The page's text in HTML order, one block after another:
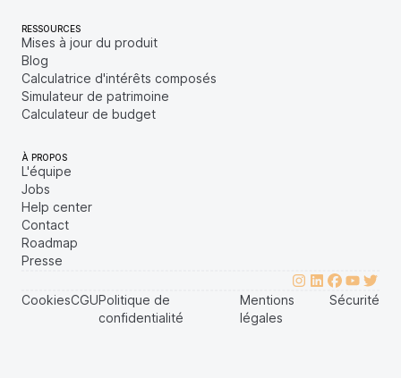
RESSOURCES
Mises à jour du produit
Blog
Calculatrice d'intérêts composés
Simulateur de patrimoine
Calculateur de budget
À PROPOS
L'équipe
Jobs
Help center
Contact
Roadmap
Presse
CookiesCGUPolitique de
confidentialité
Mentions
légales
Sécurité